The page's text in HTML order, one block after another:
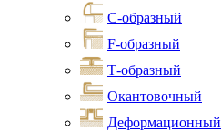
С-образный
F-образный
Т-образный
Окантовочный
Деформационный